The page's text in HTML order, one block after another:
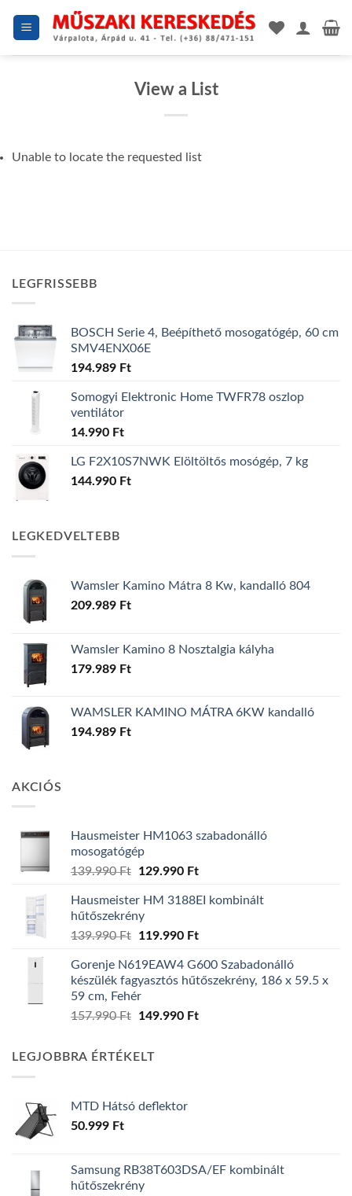
View a List
Unable to locate the requested list
LEGFRISSEBB
BOSCH Serie 4, Beépíthető mosogatógép, 60 cm
SMV4ENX06E
194.989 Ft
Somogyi Elektronic Home TWFR78 oszlop
ventilátor
14.990 Ft
LG F2X10S7NWK Elöltöltős mosógép, 7 kg
144.990 Ft
LEGKEDVELTEBB
Wamsler Kamino Mátra 8 Kw, kandalló 804
209.989 Ft
Wamsler Kamino 8 Nosztalgia kályha
179.989 Ft
WAMSLER KAMINO MÁTRA 6KW kandalló
194.989 Ft
AKCIÓS
Hausmeister HM1063 szabadonálló
mosogatógép
139.990Ft
Original
was:
139.990 Ft.
129.990 FtCurrent
is:
Hausmeister HM 3188EI kombinált
hűtőszekrény
139.990Ft
Original
was:
139.990 Ft.
119.990 FtCurrent
is:
119.990 Ft.
Gorenje N619EAW4 G600 Szabadonálló
készülék fagyasztós hűtőszekrény, 186 x 59.5 x
59 cm, Fehér
157.990Ft
Original
157.990 Ft.
149.990 FtCurrent
LEGJOBBRA ÉRTÉKELT
MTD Hátsó deflektor
50.999 Ft
Samsung RB38T603DSA/EF kombinált
hűtőszekrény